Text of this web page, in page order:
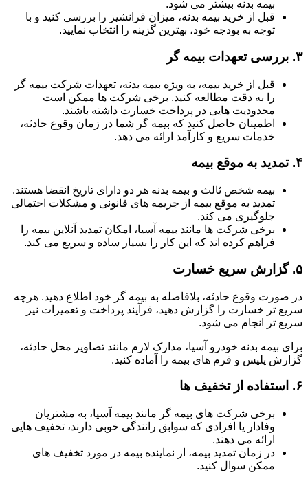
بیمه بدنه بیشتر می شود.
قبل از خرید بیمه بدنه، میزان فرانشیز را بررسی کنید و با
توجه به بودجه خود، بهترین گزینه را انتخاب نمایید.
۳. بررسی تعهدات بیمه گر
قبل از خرید بیمه، به ویژه بیمه بدنه، تعهدات شرکت بیمه گر
را به دقت مطالعه کنید. برخی شرکت ها ممکن است
محدودیت هایی در پرداخت خسارت داشته باشند.
اطمینان حاصل کنید که بیمه گر شما در زمان وقوع حادثه،
خدمات سریع و کارآمد ارائه می دهد.
۴. تمدید به موقع بیمه
بیمه شخص ثالث و بیمه بدنه هر دو دارای تاریخ انقضا هستند.
تمدید به موقع بیمه از جریمه های قانونی و مشکلات احتمالی
جلوگیری می کند.
برخی شرکت ها مانند بیمه آسیا، امکان تمدید آنلاین بیمه را
فراهم کرده اند که این کار را بسیار ساده و سریع می کند.
۵. گزارش سریع خسارت
در صورت وقوع حادثه، بلافاصله به بیمه گر خود اطلاع دهید. هرچه
سریع تر خسارت را گزارش دهید، فرآیند پرداخت و تعمیرات نیز
سریع تر انجام می شود.
برای بیمه بدنه خودرو آسیا، مدارک لازم مانند تصاویر محل حادثه،
گزارش پلیس و فرم های بیمه را آماده کنید.
۶. استفاده از تخفیف ها
برخی شرکت های بیمه گر مانند بیمه آسیا، به مشتریان
وفادار یا افرادی که سوابق رانندگی خوبی دارند، تخفیف هایی
ارائه می دهند.
در زمان تمدید بیمه، از نماینده بیمه در مورد تخفیف های
ممکن سوال کنید.